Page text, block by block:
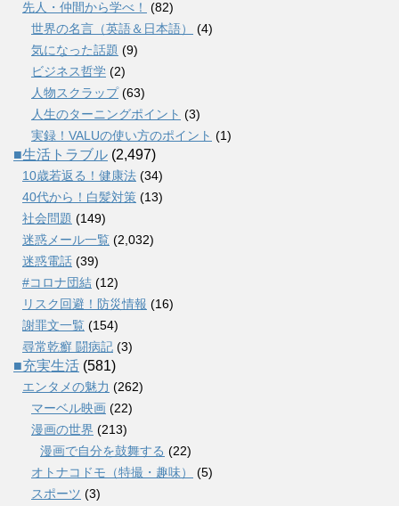
先人・仲間から学べ！
(82)
世界の名言（英語＆日本語）
(4)
気になった話題 (9)
ビジネス哲学 (2)
人物スクラップ(63)
人生のターニングポイント (3)
実録！VALUの使い方のポイント (1)
■生活トラブル (2,497)
10歳若返る！健康法 (34)
40代から！白髪対策 (13)
社会問題 (149)
迷惑メール一覧 (2,032)
迷惑電話 (39)
#コロナ団結 (12)
リスク回避！防災情報 (16)
謝罪文一覧 (154)
尋常乾癬 闘病記 (3)
■充実生活 (581)
エンタメの魅力 (262)
マーベル映画 (22)
漫画の世界 (213)
漫画で自分を鼓舞する (22)
オトナコドモ（特撮・趣味）
(5)
スポーツ (3)